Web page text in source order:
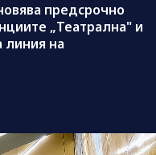
предсрочно
„Театрална" и
на